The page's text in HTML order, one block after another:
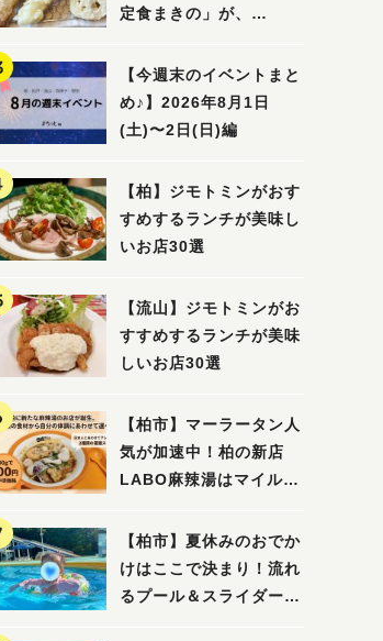
定食まきの」が、
【今週末のイベントまと
め♪】2026年8月1日
(土)〜2日(日)編
【柏】ジモトミンがおす
すめするランチが美味し
いお店30選
【流山】ジモトミンがお
すすめするランチが美味
しいお店30選
【柏市】マーラータン人
気が加速中！柏の新店
LABO麻辣湯はマイルド
【柏市】夏休みのおでか
けはここで決まり！流れ
るプール＆スライダーに